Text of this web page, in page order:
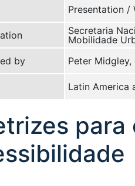
Presentation /
Secretaria
Mobilidade
by Peter Midgley,
Latin America
para